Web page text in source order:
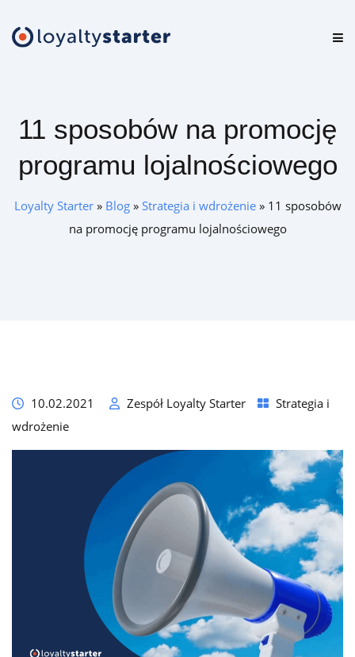
Cennik
Zasoby
11 sposobów na promocję
programu lojalnościowego
Loyalty Starter» Blog» Strategia i wdrożenie» 11 sposobów
na promocję programu lojalnościowego
10.02.2021 Zespół Loyalty Starter
Strategia i
wdrożenie